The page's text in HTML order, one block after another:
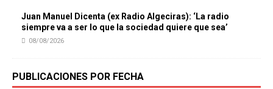
Juan Manuel Dicenta (ex Radio Algeciras): ‘La radio
siempre va a ser lo que la sociedad quiere que sea’
08/08/2026
PUBLICACIONES POR FECHA